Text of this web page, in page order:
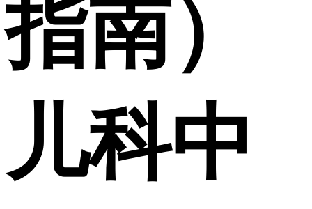
指南）
儿科中